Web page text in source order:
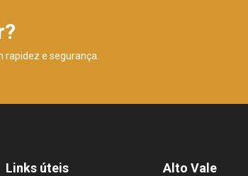
rapidez e segurança.
Links úteis Alto Vale